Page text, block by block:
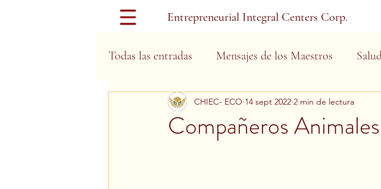
Entrepreneurial Integral Centers Corp.
Todas las entradas Mensajes de los Maestros
Días Festivos
Compañeros
CHIEC- ECO 14 sept 2022 2 min de lectura